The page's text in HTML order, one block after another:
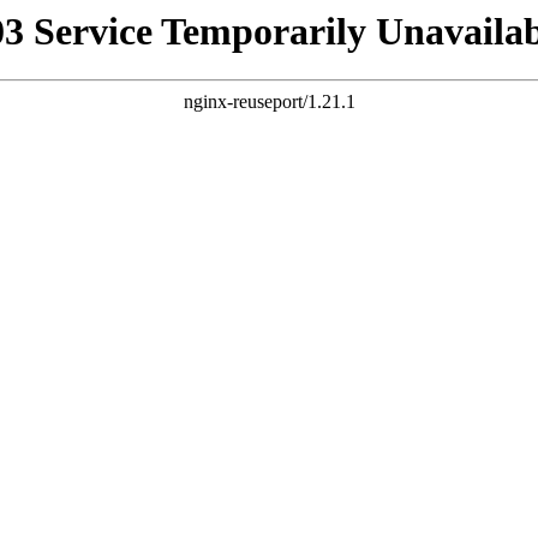
Service Temporarily
nginx-reuseport/1.21.1